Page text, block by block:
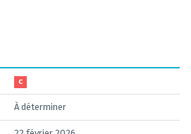
C
À déterminer